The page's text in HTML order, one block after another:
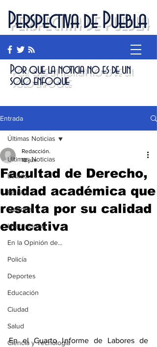
Perspectiva de Puebla
Por que la noticia no es de un
solo enfoque
Entrada
Últimas Noticias
Estado
Política
Nacional
Internacional
En la Opinión de...
Policía
Deportes
Educación
Ciudad
Salud
Ciencia y Tecnología
Últimas Noticias
Facultad de Derecho,
unidad académica que
resalta por su calidad
educativa
Redacción.
18 jun
En el Cuarto Informe de Labores de